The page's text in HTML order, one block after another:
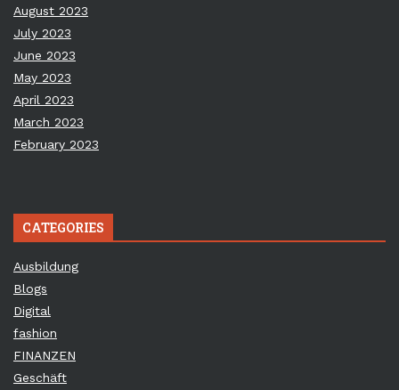
August 2023
July 2023
June 2023
May 2023
April 2023
March 2023
February 2023
CATEGORIES
Ausbildung
Blogs
Digital
fashion
FINANZEN
Geschäft